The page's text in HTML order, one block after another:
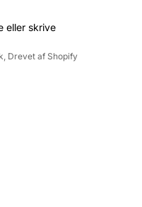
eller skrive
, Drevet af Shopify